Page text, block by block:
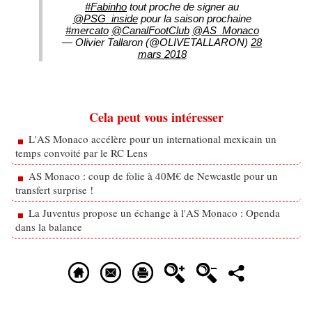
#Fabinho tout proche de signer au
@PSG_insidepour la saison prochaine
#mercato @CanalFootClub @AS_Monaco
— Olivier Tallaron (@OLIVETALLARON) 28
mars 2018
Cela peut vous intéresser
L'AS Monaco accélère pour un international mexicain un
temps convoité par le RC Lens
AS Monaco : coup de folie à 40M€ de Newcastle pour un
transfert surprise !
La Juventus propose un échange à l'AS Monaco : Openda
dans la balance